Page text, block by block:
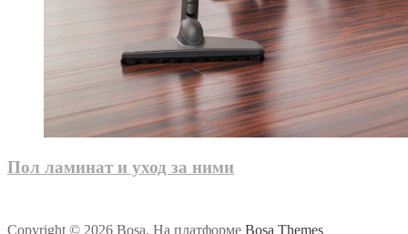
Пол ламинат и уход за ними
Copyright © 2026 Bosa. На платформе Bosa Themes